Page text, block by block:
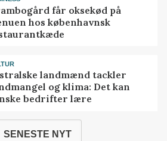
får oksekød på
hos københavnsk
landmænd tackler
og klima: Det kan
bedrifter lære
SENESTE NYT